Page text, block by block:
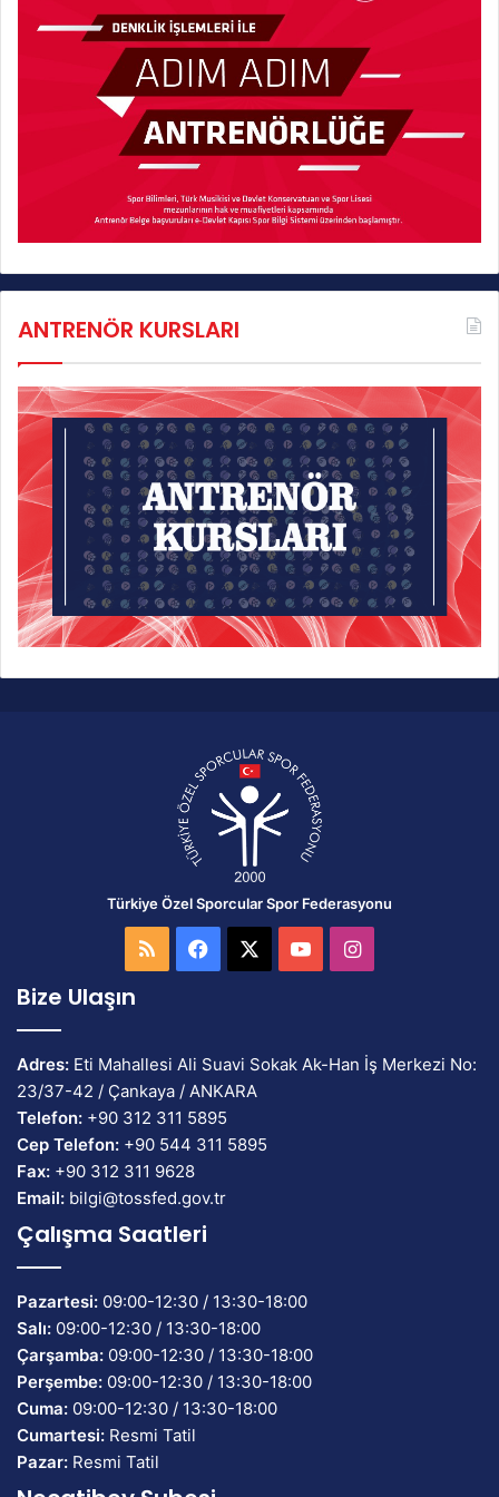
ANTRENÖR KURSLARI
Türkiye Özel Sporcular Spor Federasyonu
RSS Facebook YouTubeInstagram
Bize Ulaşın
Adres: Eti Mahallesi Ali Suavi Sokak Ak-Han İş Merkezi No:
23/37-42 / Çankaya / ANKARA
Telefon: +90 312 311 5895
Cep Telefon: +90 544 311 5895
Fax: +90 312 311 9628
Email: bilgi@tossfed.gov.tr
Çalışma Saatleri
Pazartesi: 09:00-12:30 / 13:30-18:00
Salı: 09:00-12:30 / 13:30-18:00
Çarşamba: 09:00-12:30 / 13:30-18:00
Perşembe: 09:00-12:30 / 13:30-18:00
Cuma: 09:00-12:30 / 13:30-18:00
Cumartesi: Resmi Tatil
Pazar: Resmi Tatil